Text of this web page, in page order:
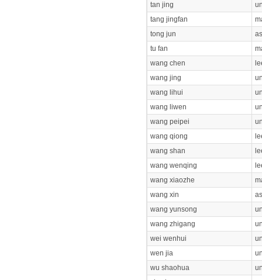
tan jing
tang jingfan
tong jun
tu fan
wang chen
wang jing
wang lihui
wang liwen
wang peipei
wang qiong
wang shan
wang wenqing
wang xiaozhe
wang xin
wang yunsong
wang zhigang
wei wenhui
wen jia
wu shaohua